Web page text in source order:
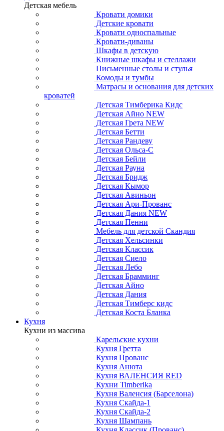
Детская мебель
Кровати домики
Детские кровати
Кровати односпальные
Кровати-диваны
Шкафы в детскую
Книжные шкафы и стеллажи
Письменные столы и стулья
Комоды и тумбы
Матрасы и основания для детских
кроватей
Детская Тимберика Кидс
Детская Айно NEW
Детская Грета NEW
Детская Бетти
Детская Рандеву
Детская Ольса-С
Детская Бейли
Детская Рауна
Детская Бридж
Детская Кымор
Детская Авиньон
Детская Ари-Прованс
Детская Дания NEW
Детская Пенни
Мебель для детской Скандия
Детская Хельсинки
Детская Классик
Детская Сиело
Детская Лебо
Детская Брамминг
Детская Айно
Детская Дания
Детская Тимберс кидс
Детская Коста Бланка
Кухня
Кухни из массива
Карельские кухни
Кухня Гретта
Кухня Прованс
Кухня Анюта
Кухня ВАЛЕНСИЯ RED
Кухни Timberika
Кухня Валенсия (Барселона)
Кухня Скайда-1
Кухня Скайда-2
Кухня Шампань